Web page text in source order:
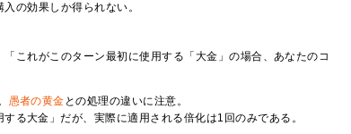
の効果しか得られない。
これがこのターン最初に使用する「大金」の場合、あなたのコ
愚者の黄金 との処理の違いに注意。
る大金」だが、実際に適用される倍化は1回のみである。